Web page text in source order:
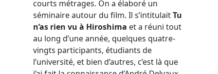
courts métrages. On a élaboré un
séminaire autour du film. Il s’intitulaitTu
n’as rien vu à Hiroshima et a réuni tout
au long d’une année, quelques quatre-
vingts participants, étudiants de
l’université, et bien d’autres, c’est là que